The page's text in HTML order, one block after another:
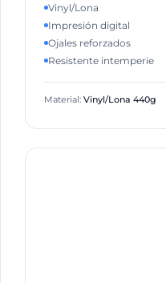
Vinyl/Lona
Impresión digital
Ojales reforzados
Resistente intemperie
Material: Vinyl/Lona 440g